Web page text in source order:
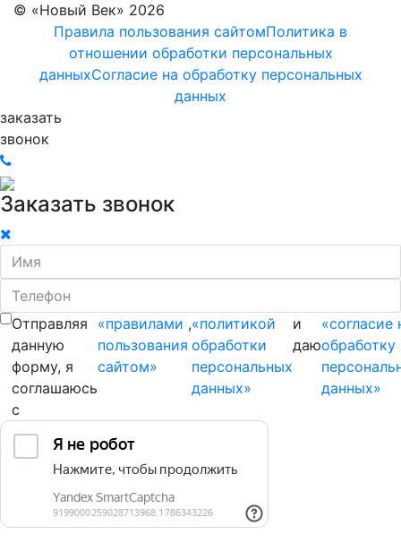
© «Новый Век» 2026
Правила пользования сайтомПолитика в
отношении обработки персональных
данныхСогласие на обработку персональных
данных
заказать
звонок
Заказать звонок
Отправляя
данную
форму, я
соглашаюсь
с
«правилами
пользования
сайтом»
,«политикой
обработки
персональных
данных»
и
даю
«согласие
обработку
данных»